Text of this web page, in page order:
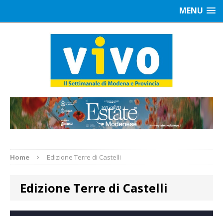
MENU
Home Edizione Terre di Castelli
Edizione Terre di Castelli